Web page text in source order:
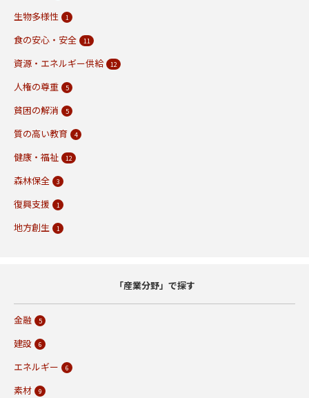
生物多様性 1
食の安心・安全 11
資源・エネルギー供給 12
人権の尊重 5
貧困の解消 5
質の高い教育 4
健康・福祉 12
森林保全 3
復興支援 1
地方創生 1
「産業分野」で探す
金融 5
建設 6
エネルギー 6
素材 9